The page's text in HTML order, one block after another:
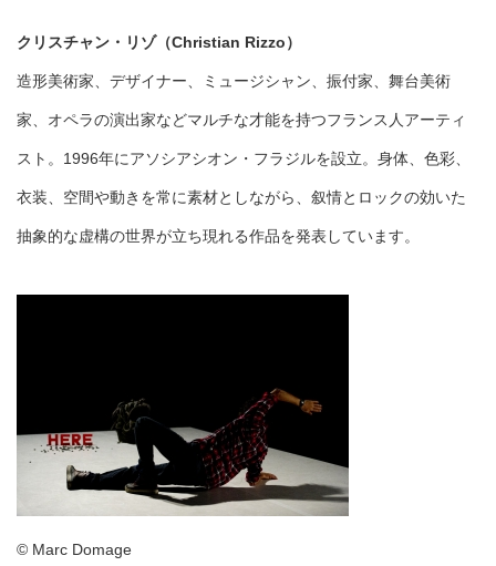
クリスチャン・リゾ（Christian Rizzo）
造形美術家、デザイナー、ミュージシャン、振付家、舞台美術
家、オペラの演出家などマルチな才能を持つフランス人アーティ
スト。1996年にアソシアシオン・フラジルを設立。身体、色彩、
衣装、空間や動きを常に素材としながら、叙情とロックの効いた
抽象的な虚構の世界が立ち現れる作品を発表しています。
© Marc Domage